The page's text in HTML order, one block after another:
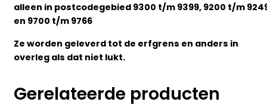
alleen in postcodegebied 9300 t/m 9399, 9200 t/m
en 9700 t/m 9766
Ze worden geleverd tot de erfgrens en anders in
overleg als dat niet lukt.
Gerelateerde producten